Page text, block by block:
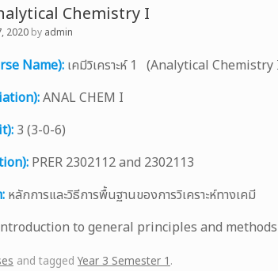
Chemistry I
2020 by admin
Name): เคมีวิเคราะห์ 1 (Analytical Chemistry
ANAL CHEM I
3 (3-0-6)
PRER 2302112 and 2302113
หลักการและวิธีการพื้นฐานของการวิเคราะห์ทางเคมี
to general principles and
and taggedYear 3 Semester 1.